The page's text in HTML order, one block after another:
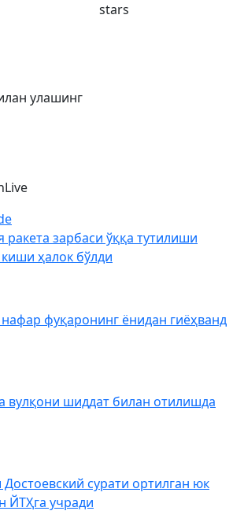
stars
улашинг
Live
ракета зарбаси ўққа тутилиши
ҳалок бўлди
фуқаронинг ёнидан гиёҳванд
вулқони шиддат билан отилишда
сурати ортилган юк
ЙТҲга учради